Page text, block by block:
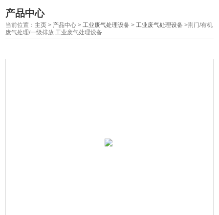
产品中心
当前位置： 主页 > 产品中心 >工业废气处理设备 >工业废气处理设备 >荆门/有机
废气处理/一级排放 工业废气处理设备